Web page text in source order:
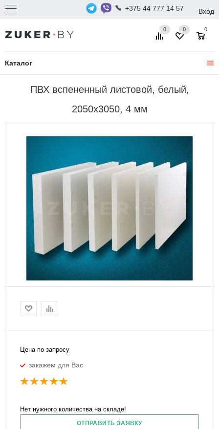
+375 44 777 14 57 Вход
Каталог
0 0
0
ПВХ вспененный листовой, белый,
2050х3050, 4 мм
Цена по запросу
закажем для Вас
Нет нужного количества на складе!
ОТПРАВИТЬ ЗАЯВКУ